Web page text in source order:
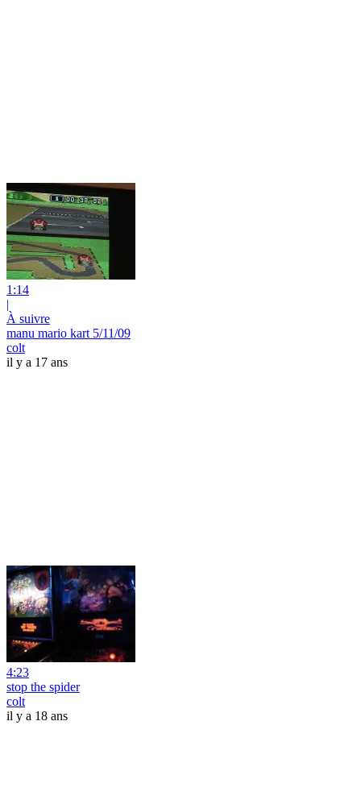
1:14
|
À suivre
manu mario kart 5/11/09
colt
il y a 17 ans
4:23
stop the spider
colt
il y a 18 ans